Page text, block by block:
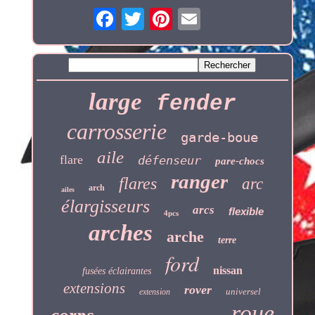
large fender
carrosserie garde-boue
flare aile défenseur pare-chocs
ailes arch flares ranger arc
élargisseurs 4pcs arcs flexible
arches arche terre
fusées éclairantes ford nissan
extensions extension rover universel